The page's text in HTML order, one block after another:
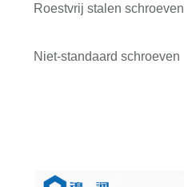
Roestvrij stalen schroeven
Niet-standaard schroeven